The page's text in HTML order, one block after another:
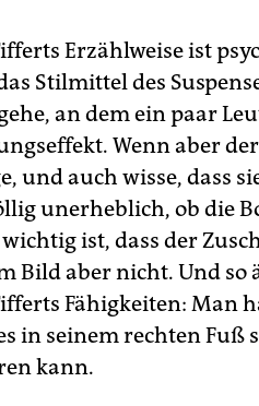
Erzählweise ist
Stilmittel des
an dem ein paar
Wenn aber
und auch wisse, dass
unerheblich, ob die
ist, dass der
Bild aber nicht. Und
Fähigkeiten: Man
in seinem rechten Fuß
kann.